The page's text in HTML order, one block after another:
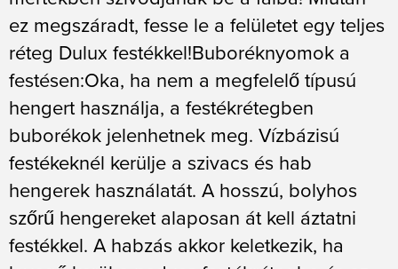
ez megszáradt, fesse le a felületet egy teljes
réteg Dulux festékkel!Buboréknyomok a
festésen:Oka, ha nem a megfelelő típusú
hengert használja, a festékrétegben
buborékok jelenhetnek meg. Vízbázisú
festékeknél kerülje a szivacs és hab
hengerek használatát. A hosszú, bolyhos
szőrű hengereket alaposan át kell áztatni
festékkel. A habzás akkor keletkezik, ha